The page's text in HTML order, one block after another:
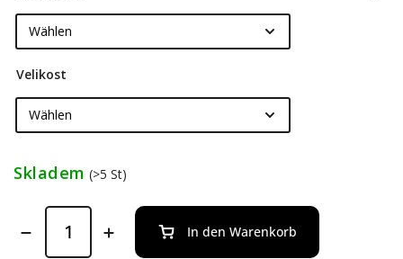
Velikost
Skladem (>5 St)
In den Warenkorb